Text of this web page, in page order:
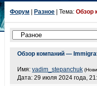
Форум Разное | Тема: Обзор
Обзор компаний —
Имя: vadim_stepanchuk
Дата: 29 июля 2024 года,